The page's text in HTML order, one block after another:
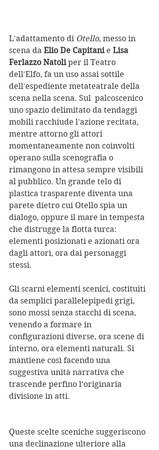
L'adattamento di Otello, messo in
scena da Elio De Capitani e Lisa
Ferlazzo Natoli per il Teatro
dell'Elfo, fa un uso assai sottile
dell'espediente metateatrale della
scena nella scena. Sul  palcoscenico
uno spazio delimitato da tendaggi
mobili racchiude l'azione recitata,
mentre attorno gli attori
momentaneamente non coinvolti
operano sulla scenografia o
rimangono in attesa sempre visibili
al pubblico. Un grande telo di
plastica trasparente diventa una
parete dietro cui Otello spia un
dialogo, oppure il mare in tempesta
che distrugge la flotta turca:
elementi posizionati e azionati ora
dagli attori, ora dai personaggi
stessi.
Gli scarni elementi scenici, costituiti
da semplici parallelepipedi grigi,
sono mossi senza stacchi di scena,
venendo a formare in
configurazioni diverse, ora scene di
interno, ora elementi naturali. Si
mantiene così facendo una
suggestiva unità narrativa che
trascende perfino l’originaria
divisione in atti.
Queste scelte sceniche suggeriscono
una declinazione ulteriore alla